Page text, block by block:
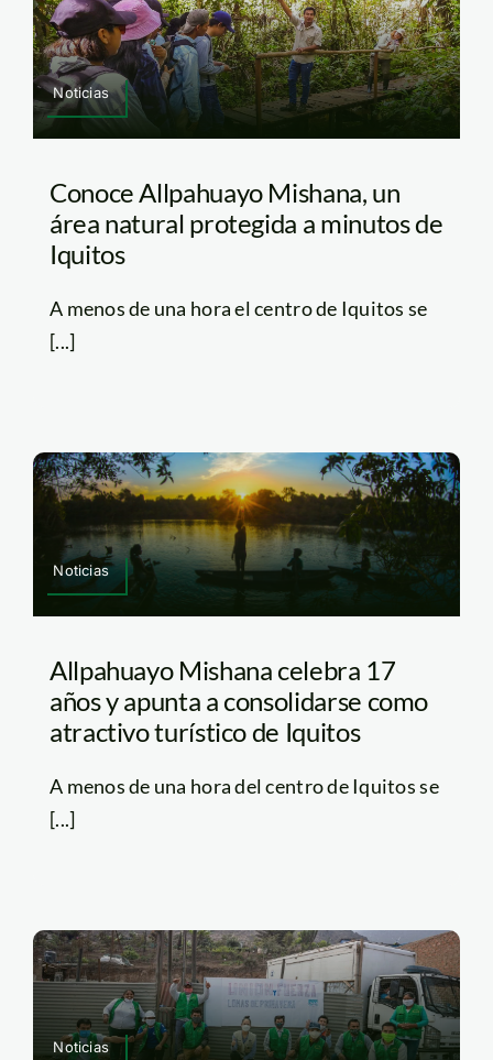
Noticias
Conoce Allpahuayo Mishana, un
área natural protegida a minutos de
Iquitos
A menos de una hora el centro de Iquitos se
[...]
Noticias
Allpahuayo Mishana celebra 17
años y apunta a consolidarse como
atractivo turístico de Iquitos
A menos de una hora del centro de Iquitos se
[...]
Noticias